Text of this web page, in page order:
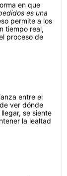
en que
es una
permite a los
tiempo real,
proceso de
entre el
ver dónde
se siente
la lealtad